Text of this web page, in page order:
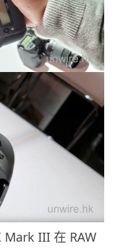
Mark III 在 RAW